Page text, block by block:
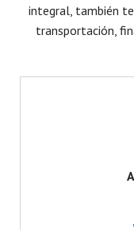
integral, también
transportación,